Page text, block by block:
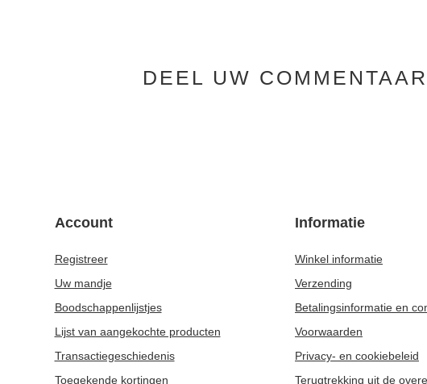
DEEL UW COMMENTAAR
Account
Registreer
Uw mandje
Boodschappenlijstjes
Lijst van aangekochte producten
Transactiegeschiedenis
Toegekende kortingen
Informatie
Winkel informatie
Verzending
Betalingsinformatie en
Voorwaarden
Privacy- en cookiebeleid
Terugtrekking uit de